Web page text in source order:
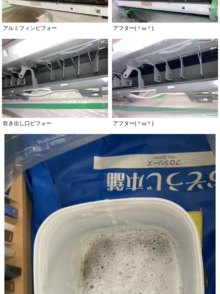
アルミフィンビフォー アフター(＾ω＾)
吹き出し口ビフォー アフター(＾ω＾)